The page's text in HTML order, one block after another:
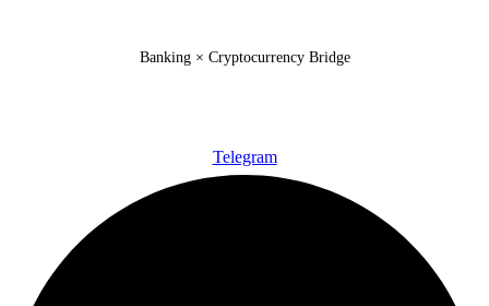
Banking × Cryptocurrency Bridge
Telegram